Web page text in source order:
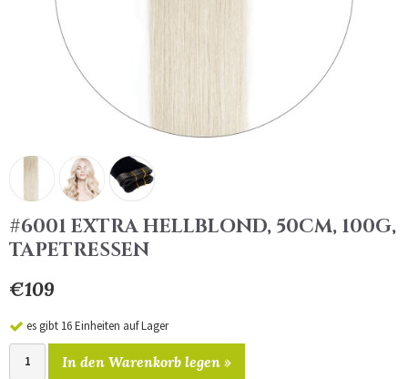
#6001 EXTRA HELLBLOND, 50CM, 100G,
TAPETRESSEN
€109
es gibt 16 Einheiten auf Lager
In den Warenkorb legen »